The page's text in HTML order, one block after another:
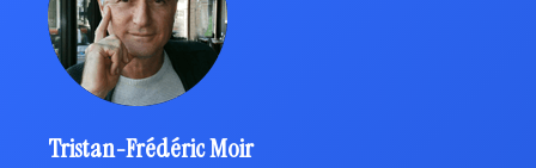
Tristan-Frédéric Moir